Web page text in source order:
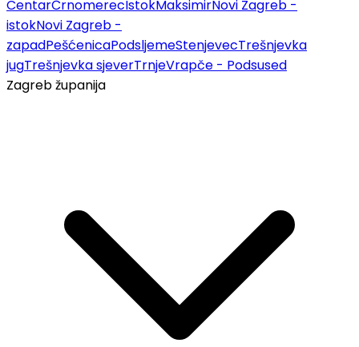
CentarČrnomerecIstokMaksimirNovi Zagreb -
istokNovi Zagreb -
zapadPešćenicaPodsljemeStenjevecTrešnjevka
jugTrešnjevka sjeverTrnjeVrapče - Podsused
Zagreb županija